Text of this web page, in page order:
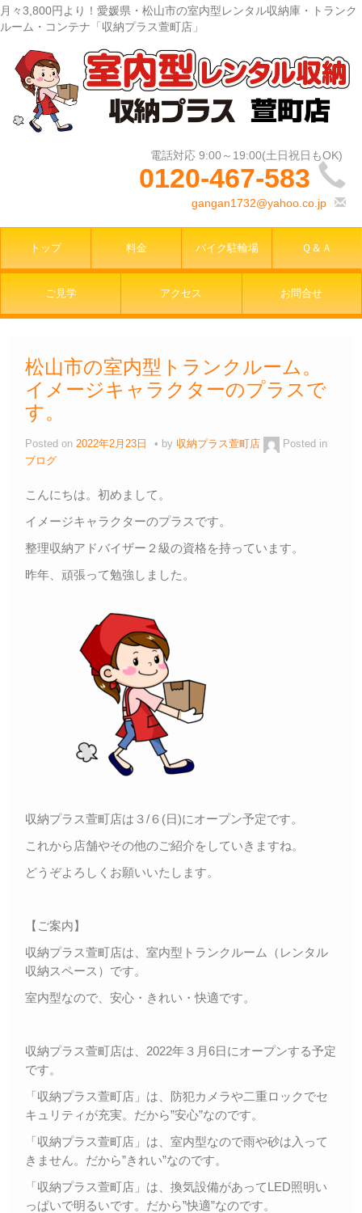
月々3,800円より！愛媛県・松山市の室内型レンタル収納庫・トランク
ルーム・コンテナ「収納プラス萱町店」
0120-467-583
gangan1732@yahoo.co.jp
トップ 料金 バイク駐輪場 Ｑ＆Ａ
ご見学 アクセス お問合せ
松山市の室内型トランクルーム。
イメージキャラクターのプラスで
す。
Posted on 2022年2月23日 by 収納プラス萱町店
Posted in
ブログ
こんにちは。初めまして。
イメージキャラクターのプラスです。
整理収納アドバイザー２級の資格を持っています。
昨年、頑張って勉強しました。
収納プラス萱町店は３/６(日)にオープン予定です。
これから店舗やその他のご紹介をしていきますね。
どうぞよろしくお願いいたします。
【ご案内】
収納プラス萱町店は、室内型トランクルーム（レンタル
収納スペース）です。
室内型なので、安心・きれい・快適です。
収納プラス萱町店は、2022年３月6日にオープンする予定
です。
「収納プラス萱町店」は、防犯カメラや二重ロックでセ
キュリティが充実。だから”安心”なのです。
「収納プラス萱町店」は、室内型なので雨や砂は入って
きません。だから”きれい”なのです。
「収納プラス萱町店」は、換気設備があってLED照明い
っぱいで明るいです。だから”快適”なのです。